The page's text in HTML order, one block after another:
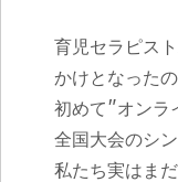
育児セラピス
かけとなった
初めて″オンラ
全国大会のシ
私たち実はま